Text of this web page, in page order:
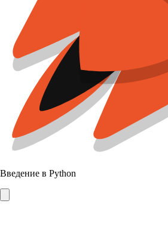
Введение в Python